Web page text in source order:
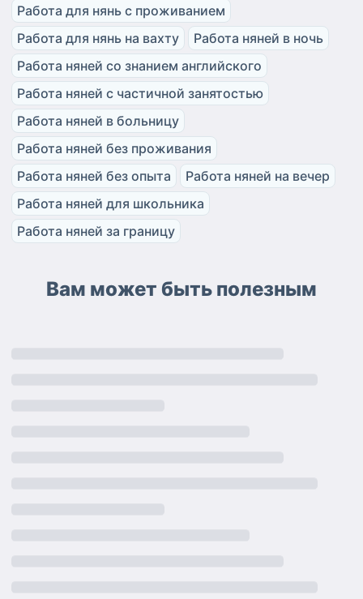
Работа для нянь с проживанием
Работа для нянь на вахту
Работа няней в ночь
Работа няней со знанием английского
Работа няней с частичной занятостью
Работа няней в больницу
Работа няней без проживания
Работа няней без опыта
Работа няней на вечер
Работа няней для школьника
Работа няней за границу
Вам может быть полезным